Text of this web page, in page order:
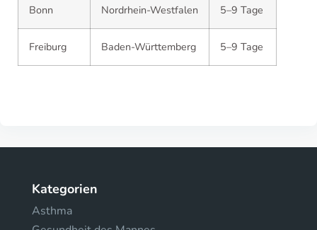
Bonn Nordrhein-Westfalen 5–9 Tage
Freiburg Baden-Württemberg 5–9 Tage
Kategorien
Asthma